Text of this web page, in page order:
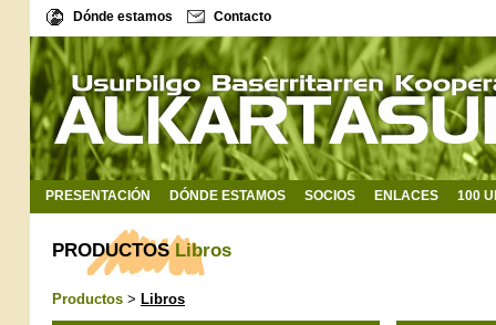
Dónde estamos Contacto
PRESENTACIÓN DÓNDE ESTAMOS SOCIOS ENLACES 100
PRODUCTOSLibros
Productos > Libros